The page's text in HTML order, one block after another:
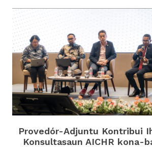
Provedór-Adjuntu Kontribui
Konsultasaun AICHR kona-